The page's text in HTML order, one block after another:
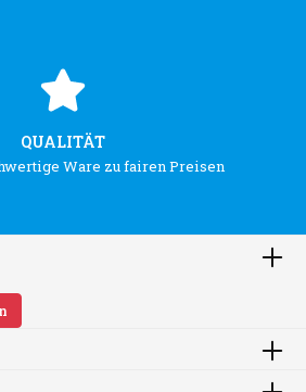
QUALITÄT
Ware zu fairen Preisen